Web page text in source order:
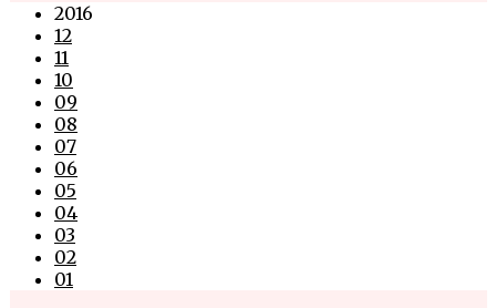
2016
12
11
10
09
08
07
06
05
04
03
02
01